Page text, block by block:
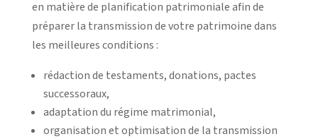
en matière de planification patrimoniale afin de
préparer la transmission de votre patrimoine dans
les meilleures conditions :
rédaction de testaments, donations, pactes
successoraux,
adaptation du régime matrimonial,
organisation et optimisation de la transmission